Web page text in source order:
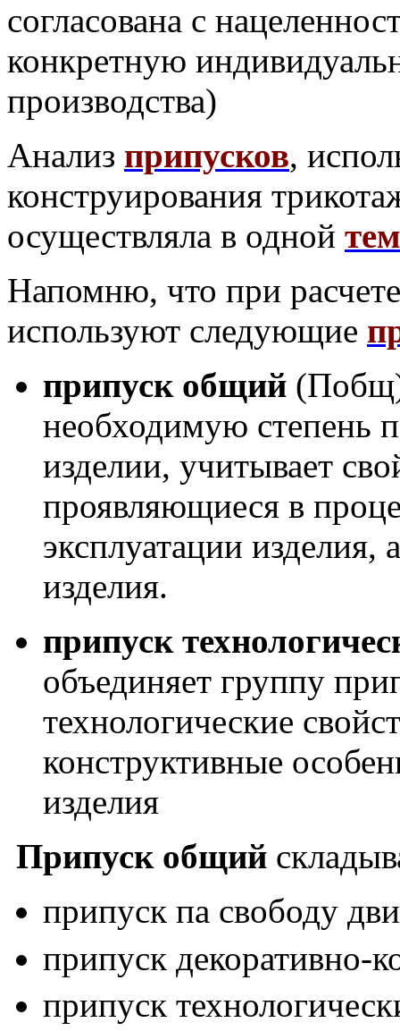
согласована с
конкретную
производства)
Анализ припусков,
конструирования
осуществляла в одной
Напомню, что при
используют следующие
при­пуск общий
необходимую степень
изделии, учитывает
прояв­ляющиеся в
эксплуатации изделия, а
изделия.
припуск
объединяет группу
технологические
конструктивные
изделия
Припуск общий
припуск па свободу
припуск декоративно-
припуск